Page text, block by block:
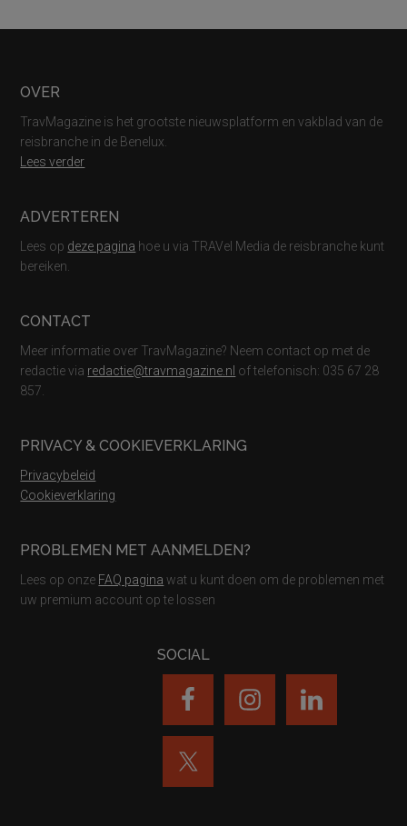
Footer
OVER
TravMagazine is het grootste nieuwsplatform en vakblad van de
reisbranche in de Benelux.
Lees verder
ADVERTEREN
Lees op deze pagina hoe u via TRAVel Media de reisbranche kunt
bereiken.
CONTACT
Meer informatie over TravMagazine? Neem contact op met de
redactie via redactie@travmagazine.nl of telefonisch: 035 67 28
857.
PRIVACY & COOKIEVERKLARING
Privacybeleid
Cookieverklaring
PROBLEMEN MET AANMELDEN?
Lees op onze FAQ pagina wat u kunt doen om de problemen met
uw premium account op te lossen
SOCIAL